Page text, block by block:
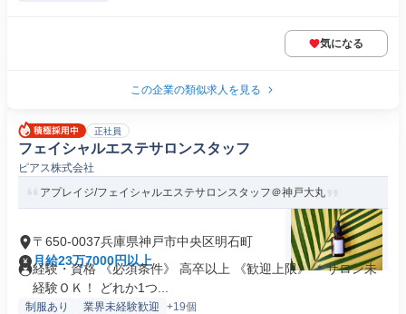
気になる
この企業の類似求人を見る
正社員
フェイシャルエステサロンスタッフ
ピアス株式会社
アプレイジ/フェイシャルエステサロンスタッフ＠神戸大丸
〒650-0037兵庫県神戸市中央区明石町
月給23万7000円以上
経験・資格 《必須条件》 高卒以上 《歓迎上限》 ＊サロン未
経験ＯＫ！ どれか1つ...
制服あり 業界未経験歓迎 +19個